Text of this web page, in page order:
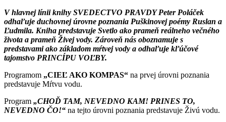
V hlavnej línii knihy SVEDECTVO PRAVDY Peter Poláček
odhaľuje duchovnej úrovne poznania Puškinovej poémy Ruslan a
Ľudmila. Kniha predstavuje Svetlo ako prameň reálneho večného
života a prameň Živej vody. Zároveň nás oboznamuje s
predstavami ako základom mŕtvej vody a odhaľuje kľúčové
tajomstvo PRINCÍPU VOĽBY.
Programom „CIEĽ AKO KOMPAS“ na prvej úrovni poznania
predstavuje Mŕtvu vodu.
Program „CHOĎ TAM, NEVEDNO KAM! PRINES TO,
NEVEDNO ČO!“ na tejto úrovni poznania predstavuje Živú vodu.